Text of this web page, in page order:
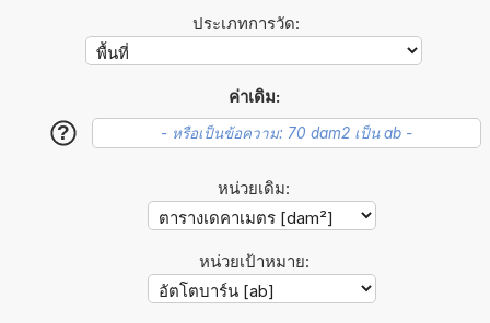
ประเภทการวัด:
ค่าเดิม:
?
หน่วยเดิม:
หน่วยเป้าหมาย: